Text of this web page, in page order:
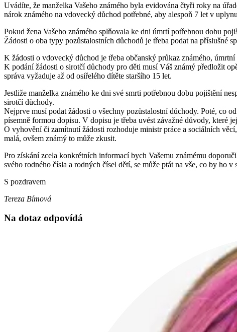
Uvádíte, že manželka Vašeho známého byla evidována čtyři roky na
nárok známého na vdovecký důchod potřebné, aby alespoň 7 let v
Pokud žena Vašeho známého splňovala ke dni úmrtí potřebnou dobu
Žádosti o oba typy pozůstalostních důchodů je třeba podat na příslušné
K žádosti o vdovecký důchod je třeba občanský průkaz známého,
K podání žádosti o sirotčí důchody pro děti musí Váš známý předložit
správa vyžaduje až od osiřelého dítěte staršího 15 let.
Jestliže manželka známého ke dni své smrti potřebnou dobu pojištění
sirotčí důchody.
Nejprve musí podat žádosti o všechny pozůstalostní důchody. Poté, co
písemně formou dopisu. V dopisu je třeba uvést závažné důvody, které
O vyhovění či zamítnutí žádosti rozhoduje ministr práce a sociálních
malá, ovšem známý to může zkusit.
Pro získání zcela konkrétních informací bych Vašemu známému
svého rodného čísla a rodných čísel dětí, se může ptát na vše, co by ho
S pozdravem
Tereza Bímová
Na dotaz odpovídá